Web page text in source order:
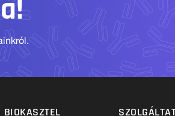
BIOKASZTEL